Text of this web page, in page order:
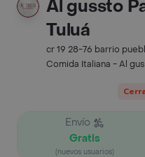
Al gussto
Tuluá
cr 19 28-76 barrio
Comida Italiana - Al
Envío
Gratis
(nuevos usuarios)